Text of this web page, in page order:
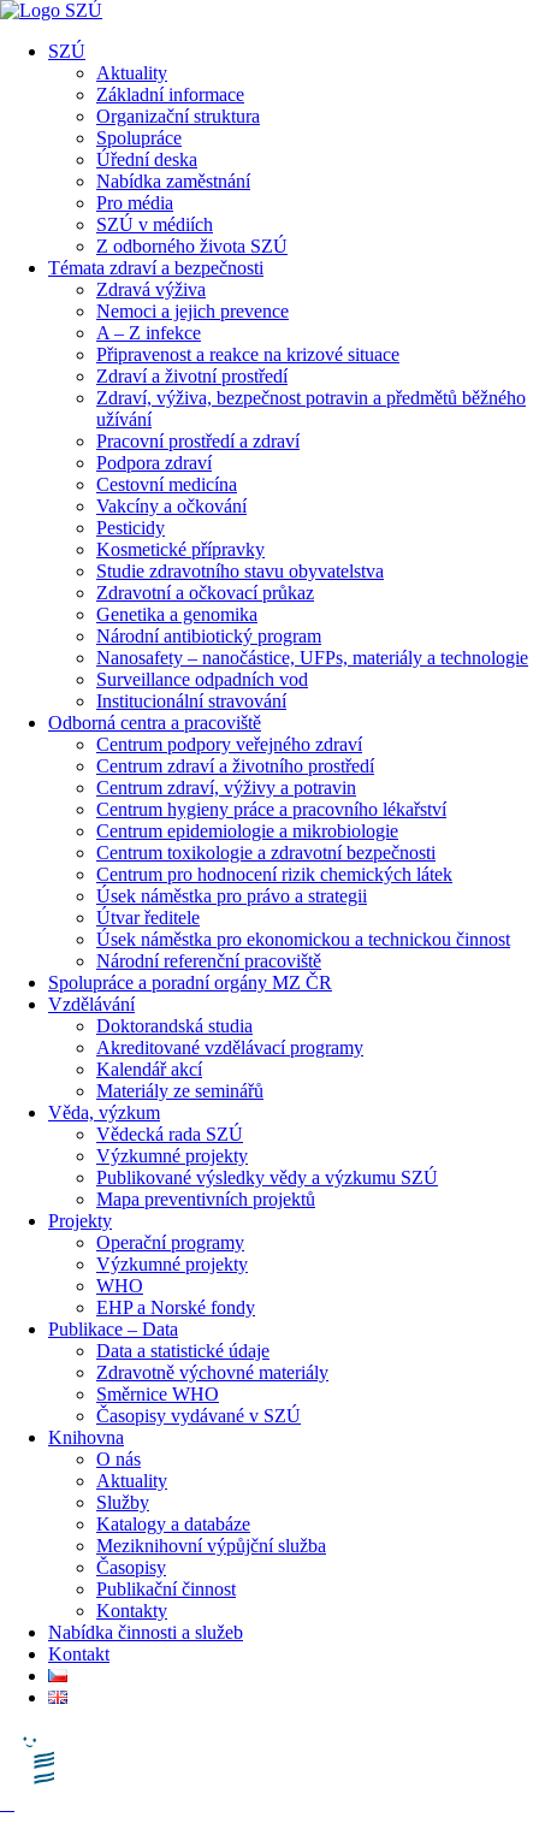
SZÚ
Aktuality
Základní informace
Organizační struktura
Spolupráce
Úřední deska
Nabídka zaměstnání
Pro média
SZÚ v médiích
Z odborného života SZÚ
Témata zdraví a bezpečnosti
Zdravá výživa
Nemoci a jejich prevence
A – Z infekce
Připravenost a reakce na krizové situace
Zdraví a životní prostředí
Zdraví, výživa, bezpečnost potravin a předmětů běžného
užívání
Pracovní prostředí a zdraví
Podpora zdraví
Cestovní medicína
Vakcíny a očkování
Pesticidy
Kosmetické přípravky
Studie zdravotního stavu obyvatelstva
Zdravotní a očkovací průkaz
Genetika a genomika
Národní antibiotický program
Nanosafety – nanočástice, UFPs, materiály a technologie
Surveillance odpadních vod
Institucionální stravování
Odborná centra a pracoviště
Centrum podpory veřejného zdraví
Centrum zdraví a životního prostředí
Centrum zdraví, výživy a potravin
Centrum hygieny práce a pracovního lékařství
Centrum epidemiologie a mikrobiologie
Centrum toxikologie a zdravotní bezpečnosti
Centrum pro hodnocení rizik chemických látek
Úsek náměstka pro právo a strategii
Útvar ředitele
Úsek náměstka pro ekonomickou a technickou činnost
Národní referenční pracoviště
Spolupráce a poradní orgány MZ ČR
Vzdělávání
Doktorandská studia
Akreditované vzdělávací programy
Kalendář akcí
Materiály ze seminářů
Věda, výzkum
Vědecká rada SZÚ
Výzkumné projekty
Publikované výsledky vědy a výzkumu SZÚ
Mapa preventivních projektů
Projekty
Operační programy
Výzkumné projekty
WHO
EHP a Norské fondy
Publikace – Data
Data a statistické údaje
Zdravotně výchovné materiály
Směrnice WHO
Časopisy vydávané v SZÚ
Knihovna
O nás
Aktuality
Služby
Katalogy a databáze
Meziknihovní výpůjční služba
Časopisy
Publikační činnost
Kontakty
Nabídka činnosti a služeb
Kontakt